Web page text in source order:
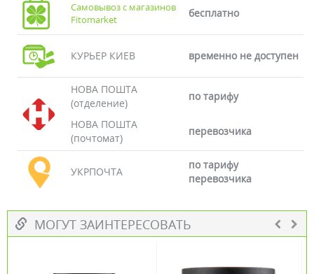
Самовывоз с магазинов
Fitomarket
бесплатно
КУРЬЕР КИЕВ временно не доступен
НОВА ПОШТА
(отделение)
по тарифу
НОВА ПОШТА
(почтомат)
перевозчика
УКРПОЧТА
по тарифу
перевозчика
МОГУТ ЗАИНТЕРЕСОВАТЬ